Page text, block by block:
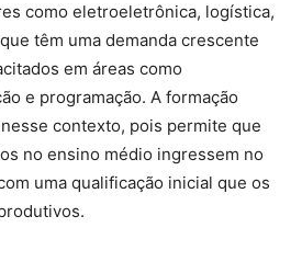
como eletroeletrônica, logística,
têm uma demanda crescente
em áreas como
e programação. A formação
contexto, pois permite que
no ensino médio ingressem no
uma qualificação inicial que os